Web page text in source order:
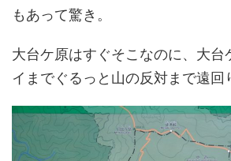
もあって驚き。
大台ケ原はすぐそこなのに、大台
イまでぐるっと山の反対まで遠回